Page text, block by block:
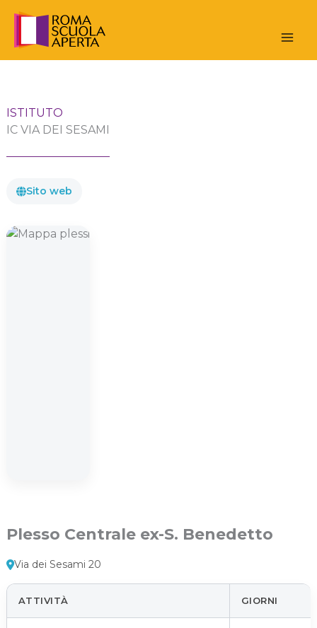
contenuto
ISTITUTO
IC VIA DEI SESAMI
Sito web
Plesso Centrale ex-S. Benedetto
Via dei Sesami 20
ATTIVITÀ GIORNI